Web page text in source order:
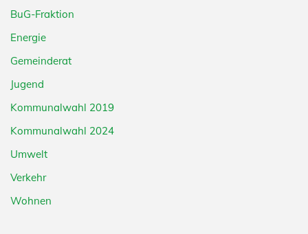
BuG-Fraktion
Energie
Gemeinderat
Jugend
Kommunalwahl 2019
Kommunalwahl 2024
Umwelt
Verkehr
Wohnen